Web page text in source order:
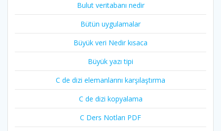
Bulut veritabanı nedir
Bütün uygulamalar
Büyük veri Nedir kısaca
Büyük yazı tipi
C de dizi elemanlarını karşılaştırma
C de dizi kopyalama
C Ders Notları PDF